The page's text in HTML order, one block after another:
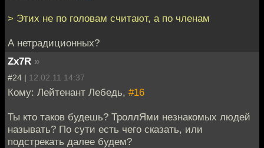
> Этих не по головам считают, а по членам
А нетрадиционных?
Zx7R »
#24 | 12.02.11 14:37
Кому: Лейтенант Лебедь, #16
Ты кто таков будешь? ТроллЯми незнакомых людей
называть? По сути есть чего сказать, или
подстрекать далее будем?